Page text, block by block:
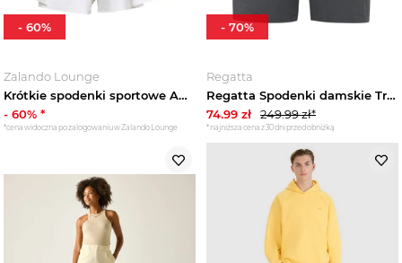
Zalando Lounge
Krótkie spodenki sportowe Adidas biały
-60% *
*cena widoczna po zalogowaniu w Zalando Lounge
-60%
Regatta
Regatta Spodenki damskie Travel Light II przeciw insektom Szary
74.99 zł 249.99zł*
*najniższa cena z 30 dni przed obniżką
- 70%